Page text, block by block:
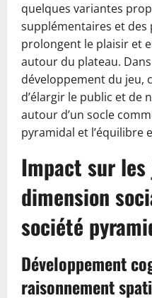
quelques variantes
supplémentaires et des
prolongent le plaisir et
autour du plateau.
développement du jeu,
d’élargir le public et
autour d’un socle
pyramidal et l’équilibre
Impact sur
dimension
société
Développement
raisonnement